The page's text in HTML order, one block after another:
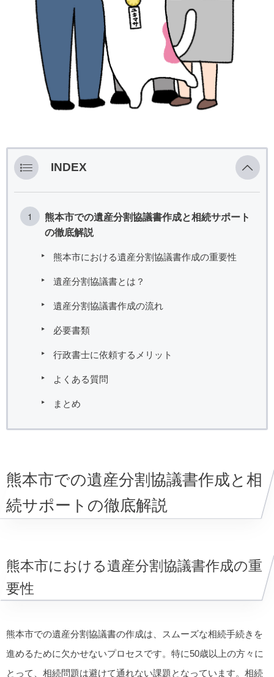
INDEX
熊本市での遺産分割協議書作成と相続サポート
の徹底解説
熊本市における遺産分割協議書作成の重要性
遺産分割協議書とは？
遺産分割協議書作成の流れ
必要書類
行政書士に依頼するメリット
よくある質問
まとめ
熊本市での遺産分割協議書作成と相
続サポートの徹底解説
熊本市における遺産分割協議書作成の重
要性
熊本市での遺産分割協議書の作成は、スムーズな相続手続きを
進めるために欠かせないプロセスです。特に50歳以上の方々に
とって、相続問題は避けて通れない課題となっています。相続